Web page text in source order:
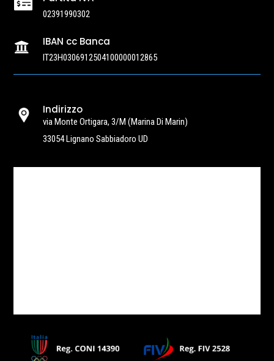

02391990302
 IBAN cc Banca
IT23H0306912504100000012865
Indirizzo
via Monte Ortigara, 3/M (Marina Di Marin)
33054 Lignano Sabbiadoro UD